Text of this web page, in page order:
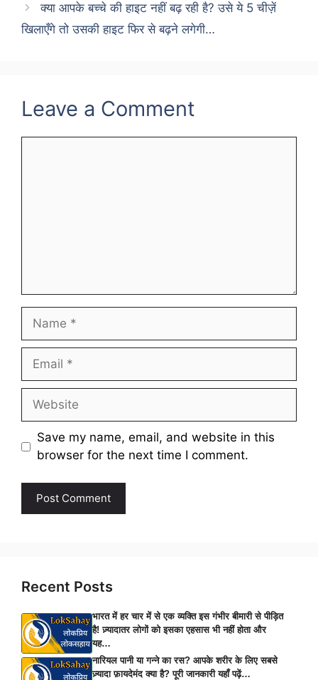
क्या आपके बच्चे की हाइट नहीं बढ़ रही है? उसे ये 5 चीज़ें
खिलाएँगे तो उसकी हाइट फिर से बढ़ने लगेगी…
Leave a Comment
Name
Email
Website
Save my name, email, and website in this
browser for the next time I comment.
Recent Posts
भारत में हर चार में से एक व्यक्ति इस गंभीर बीमारी से पीड़ित
है! ज़्यादातर लोगों को इसका एहसास भी नहीं होता और
यह…
नारियल पानी या गन्ने का रस? आपके शरीर के लिए सबसे
ज़्यादा फ़ायदेमंद क्या है? पूरी जानकारी यहाँ पढ़ें…